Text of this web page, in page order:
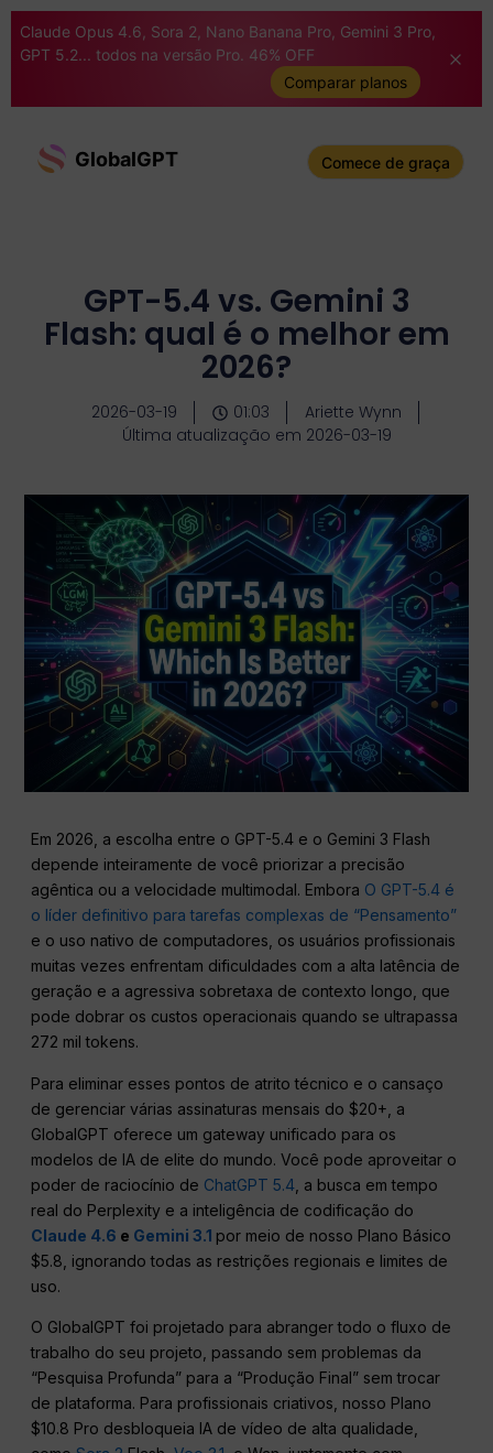
Claude Opus 4.6, Sora 2, Nano Banana Pro, Gemini 3 Pro,
GPT 5.2... todos na versão Pro. 46% OFF
Comparar planos
GlobalGPT Comece de graça
GPT-5.4 vs. Gemini 3
Flash: qual é o melhor em
2026?
2026-03-19 01:03
Ariette Wynn
Última atualização em 2026-03-19
Em 2026, a escolha entre o GPT-5.4 e o Gemini 3 Flash
depende inteiramente de você priorizar a precisão
agêntica ou a velocidade multimodal. Embora O GPT-5.4 é
o líder definitivo para tarefas complexas de “Pensamento”
e o uso nativo de computadores, os usuários profissionais
muitas vezes enfrentam dificuldades com a alta latência de
geração e a agressiva sobretaxa de contexto longo, que
pode dobrar os custos operacionais quando se ultrapassa
272 mil tokens.
Para eliminar esses pontos de atrito técnico e o cansaço
de gerenciar várias assinaturas mensais do $20+, a
GlobalGPT oferece um gateway unificado para os
modelos de IA de elite do mundo. Você pode aproveitar o
poder de raciocínio de ChatGPT 5.4 , a busca em tempo
real do Perplexity e a inteligência de codificação do
Claude 4.6 e Gemini 3.1 por meio de nosso Plano Básico
$5.8, ignorando todas as restrições regionais e limites de
uso.
O GlobalGPT foi projetado para abranger todo o fluxo de
trabalho do seu projeto, passando sem problemas da
“Pesquisa Profunda” para a “Produção Final” sem trocar
de plataforma. Para profissionais criativos, nosso Plano
$10.8 Pro desbloqueia IA de vídeo de alta qualidade,